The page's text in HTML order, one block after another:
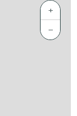
+
−